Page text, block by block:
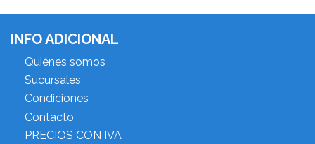
INFO ADICIONAL
Quiénes somos
Sucursales
Condiciones
Contacto
PRECIOS CON IVA